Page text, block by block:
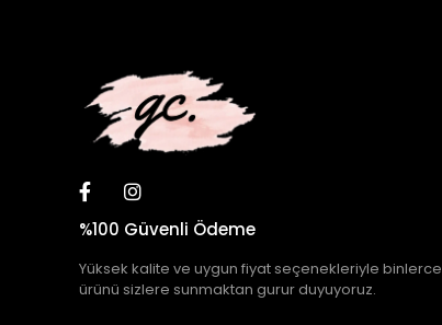
%100 Güvenli Ödeme
Yüksek kalite ve uygun fiyat seçenekleriyle binlerce
ürünü sizlere sunmaktan gurur duyuyoruz.